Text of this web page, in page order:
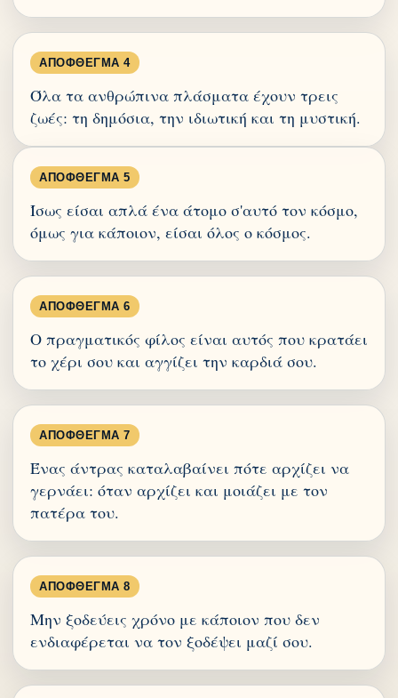
ΑΠΌΦΘΕΓΜΑ 4
Όλα τα ανθρώπινα πλάσματα έχουν τρεις
ζωές: τη δημόσια, την ιδιωτική και τη μυστική.
ΑΠΌΦΘΕΓΜΑ 5
Ίσως είσαι απλά ένα άτομο σ'αυτό τον κόσμο,
όμως για κάποιον, είσαι όλος ο κόσμος.
ΑΠΌΦΘΕΓΜΑ 6
Ο πραγματικός φίλος είναι αυτός που κρατάει
το χέρι σου και αγγίζει την καρδιά σου.
ΑΠΌΦΘΕΓΜΑ 7
Ένας άντρας καταλαβαίνει πότε αρχίζει να
γερνάει: όταν αρχίζει και μοιάζει με τον
πατέρα του.
ΑΠΌΦΘΕΓΜΑ 8
Μην ξοδεύεις χρόνο με κάποιον που δεν
ενδιαφέρεται να τον ξοδέψει μαζί σου.